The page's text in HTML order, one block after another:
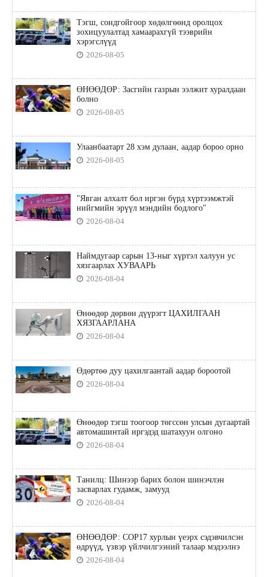
Тэгш, сондгойгоор хөдөлгөөнд оролцох
зохицуулалтад хамаарахгүй тээврийн
хэрэгслүүд
2026-08-05
ӨНӨӨДӨР: Засгийн газрын ээлжит хуралдаан
болно
2026-08-05
Улаанбаатарт 28 хэм дулаан, аадар бороо орно
2026-08-05
"Явган алхалт бол иргэн бүрд хүртээмжтэй
нийгмийн эрүүл мэндийн бодлого"
2026-08-04
Наймдугаар сарын 13-ныг хүртэл халуун ус
хязгаарлах ХУВААРЬ
2026-08-04
Өнөөдөр дөрвөн дүүрэгт ЦАХИЛГААН
ХЯЗГААРЛАНА
2026-08-04
Өдөртөө дуу цахилгаантай аадар бороотой
2026-08-04
Өнөөдөр тэгш тоогоор төгссөн улсын дугаартай
автомашинтай иргэдэд шатахуун олгоно
2026-08-04
Танилц: Шинээр барих болон шинэчлэн
засварлах гудамж, замууд
2026-08-04
ӨНӨӨДӨР: COP17 хурлын үеэрх сэдэвчилсэн
өдрүүд, үзвэр үйлчилгээний талаар мэдээлнэ
2026-08-04